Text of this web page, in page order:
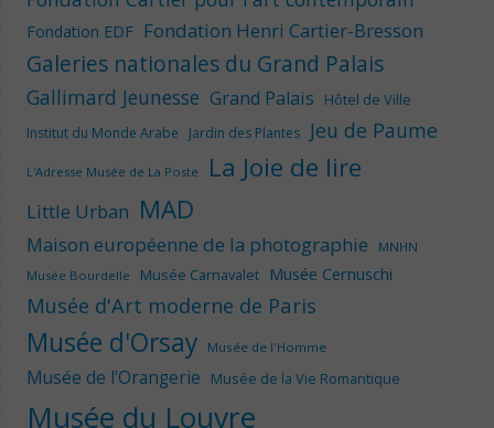
Fondation EDF Fondation Henri Cartier-Bresson
Galeries nationales du Grand Palais
Gallimard Jeunesse Grand Palais Hôtel de Ville
Institut du Monde Arabe Jardin des Plantes Jeu de Paume
L'Adresse Musée de La Poste La Joie de lire
Little Urban MAD
Maison européenne de la photographie
MNHN
Musée Bourdelle
Musée Carnavalet Musée Cernuschi
Musée d'Art moderne de Paris
Musée d'Orsay Musée de l'Homme
Musée de l'Orangerie Musée de la Vie Romantique
Musée du Louvre